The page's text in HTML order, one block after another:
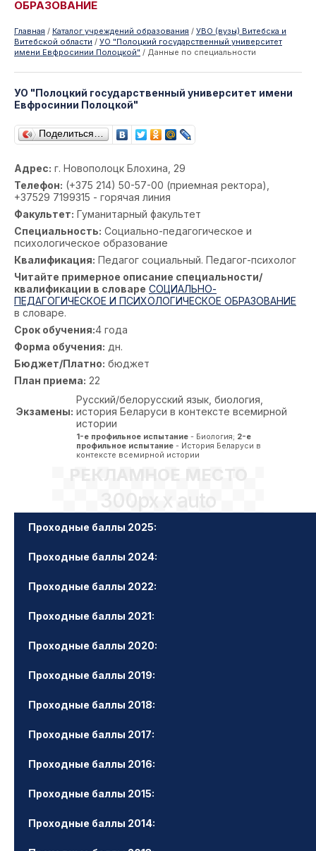
ОБРАЗОВАНИЕ
Главная / Каталог учреждений образования / УВО (вузы) Витебска и
Витебской области / УО "Полоцкий государственный университет
имени Евфросинии Полоцкой" / Данные по специальности
УО "Полоцкий государственный университет имени
Евфросинии Полоцкой"
Поделиться…
Адрес: г. Новополоцк Блохина, 29
Телефон: (+375 214) 50-57-00 (приемная ректора),
+37529 7199315 - горячая линия
Факультет: Гуманитарный факультет
Специальность: Социально-педагогическое и
психологическое образование
Квалификация: Педагог социальный. Педагог-психолог
Читайте примерное описание специальности/
квалификации в словаре СОЦИАЛЬНО-
ПЕДАГОГИЧЕСКОЕ И ПСИХОЛОГИЧЕСКОЕ ОБРАЗОВАНИЕ
в словаре.
Срок обучения:4 года
Форма обучения: дн.
Бюджет/Платно: бюджет
План приема: 22
Экзамены:
Русский/белорусский язык, биология,
история Беларуси в контексте всемирной
истории
1-е профильное испытание - Биология; 2-е
профильное испытание - История Беларуси в
контексте всемирной истории
РЕКЛАМНОЕ МЕСТО
300px x auto
Проходные баллы 2025:
Проходные баллы 2024:
Проходные баллы 2022:
Проходные баллы 2021:
Проходные баллы 2020:
Проходные баллы 2019:
Проходные баллы 2018:
Проходные баллы 2017:
Проходные баллы 2016:
Проходные баллы 2015:
Проходные баллы 2014: